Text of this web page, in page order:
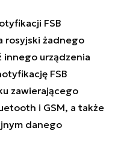
FSB
rosyjski żadnego
urządzenia
FSB
zawierającego
i GSM, a także
danego